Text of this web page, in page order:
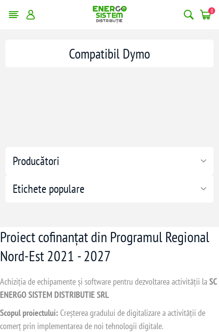
0
Producători
Etichete populare
Compatibil Dymo
Proiect cofinanțat din Programul Regional
Nord-Est 2021 - 2027
Achiziția de echipamente și software pentru dezvoltarea activității laSC
ENERGO SISTEM DISTRIBUTIE SRL
Scopul proiectului: Creșterea gradului de digitalizare a activității de
comerț prin implementarea de noi tehnologii digitale.